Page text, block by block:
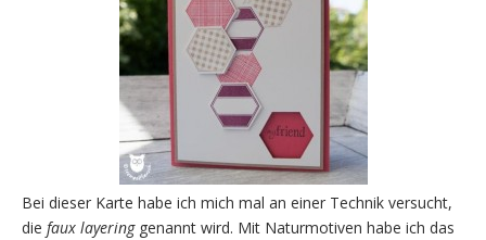
Bei dieser Karte habe ich mich mal an einer Technik versucht,
die faux layeringgenannt wird. Mit Naturmotiven habe ich das